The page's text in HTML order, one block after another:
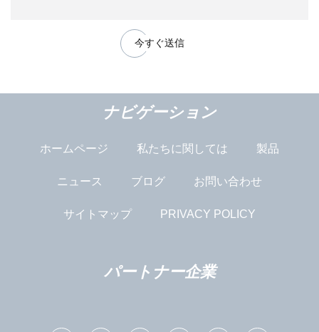
今すぐ送信
ナビゲーション
ホームページ 私たちに関しては 製品
ニュース ブログ お問い合わせ
サイトマップ PRIVACY POLICY
パートナー企業